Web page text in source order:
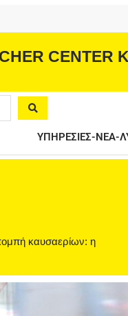
CENTER
ΥΠΗΡΕΣΙΕΣ-ΝΕΑ-
καυσαερίων: η